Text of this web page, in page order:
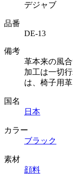
デジャブ
品番
DE-13
備考
革本来の風
加工は一切
は、椅子用
国名
日本
カラー
ブラック
素材
顔料